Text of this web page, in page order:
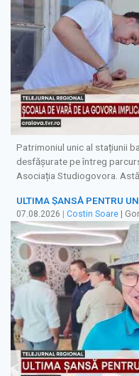
Patrimoniul unic al stațiunii
desfășurate pe întreg
Asociația Studiogovora.
ULTIMA ȘANSĂ PENTRU
07.08.2026 | Costin Soare |